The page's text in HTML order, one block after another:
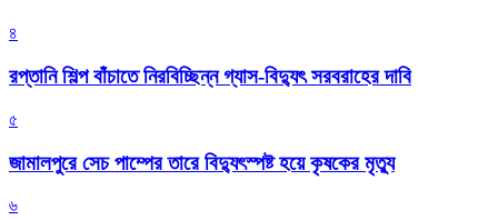
৪
রপ্তানি শিল্প বাঁচাতে নিরবিচ্ছিন্ন গ্যাস-বিদ্যুৎ সরবরাহের দাবি
৫
জামালপুরে সেচ পাম্পের তারে বিদ্যুৎস্পষ্ট হয়ে কৃষকের মৃত্যু
৬